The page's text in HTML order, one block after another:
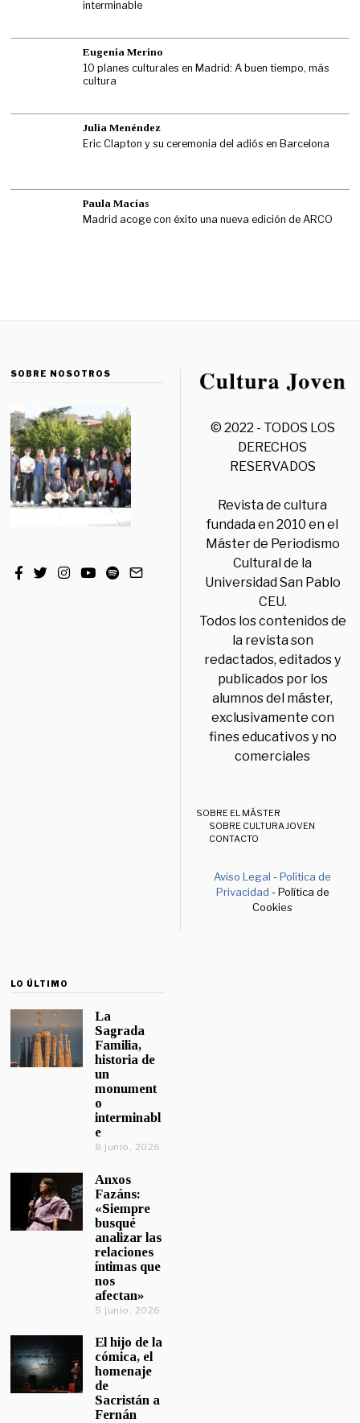
interminable
Eugenia Merino
10 planes culturales en Madrid: A buen tiempo, más
cultura
Julia Menéndez
Eric Clapton y su ceremonia del adiós en Barcelona
Paula Macías
Madrid acoge con éxito una nueva edición de ARCO
SOBRE NOSOTROS
© 2022 - TODOS LOS
DERECHOS
RESERVADOS
Revista de cultura
fundada en 2010 en el
Máster de Periodismo
Cultural de la
Universidad San Pablo
CEU.
Todos los contenidos de
la revista son
redactados, editados y
publicados por los
alumnos del máster,
exclusivamente con
fines educativos y no
comerciales
SOBRE EL MÁSTER
SOBRE CULTURA JOVEN
CONTACTO
Aviso Legal -Política de
Privacidad - Política de
Cookies
LO ÚLTIMO
La
Sagrada
Familia,
historia de
un
monument
o
interminabl
e
8 junio, 2026
Anxos
Fazáns:
«Siempre
busqué
analizar las
relaciones
íntimas que
nos
afectan»
5 junio, 2026
El hijo de la
cómica, el
homenaje
de
Sacristán a
Fernán